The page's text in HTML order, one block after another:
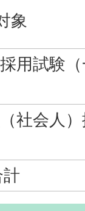
象
用試験
社会人